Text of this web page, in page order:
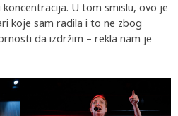
U tom smislu, ovo je
koje sam radila i to ne zbog
da izdržim – rekla nam je